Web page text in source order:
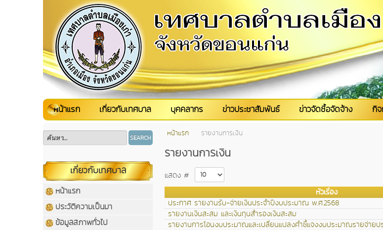
หน้าแรก เกี่ยวกับเทศบาล บุคคลากร ข่าวประชาสัมพันธ์ ข่าวจัดซื้อจัดจ้าง กิ
SEARCH
เกี่ยวกับเทศบาล
หน้าแรก
ประวัติความเป็นมา
ข้อมูลสภาพทั่วไป
หน้าแรก รายงานการเงิน
รายงานการเงิน
แสดง #
หัวเรื่อง
ประกาศ รายงานรับ-จ่ายเงินประจำปีงบประมาณ พ.ศ.2568
รายงานเงินสะสม และเงินทุนสำรองเงินสะสม
รายงานการโอนงบประมาณและเปลี่ยนแปลงคำชี้แจงงบประมาณรายจ่ายป